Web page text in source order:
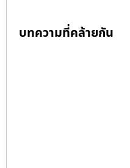
บทความที่คล้ายกัน